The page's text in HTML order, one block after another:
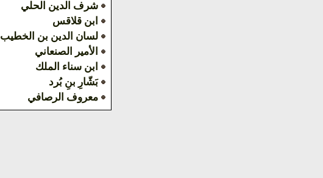
شرف الدين الحلي
ابن قلاقس
لسان الدين بن الخطيب
الأمير الصنعاني
ابن سناء الملك
بَشّارِ بنِ بُرد
معروف الرصافي